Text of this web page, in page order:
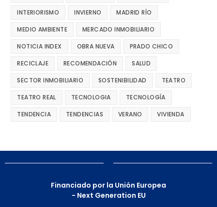
INTERIORISMO INVIERNO MADRID RÍO
MEDIO AMBIENTE MERCADO INMOBILIARIO
NOTICIA INDEX OBRA NUEVA PRADO CHICO
RECICLAJE RECOMENDACIÓN SALUD
SECTOR INMOBILIARIO SOSTENIBILIDAD TEATRO
TEATRO REAL TECNOLOGIA TECNOLOGÍA
TENDENCIA TENDENCIAS VERANO VIVIENDA
Financiado por la Unión Europea
- Next Generation EU